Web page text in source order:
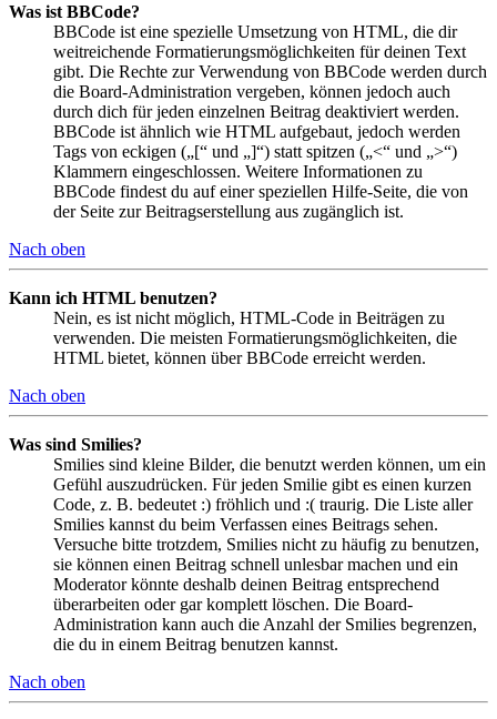
Was ist BBCode?
BBCode ist eine spezielle Umsetzung von HTML, die dir
weitreichende Formatierungsmöglichkeiten für deinen Text
gibt. Die Rechte zur Verwendung von BBCode werden durch
die Board-Administration vergeben, können jedoch auch
durch dich für jeden einzelnen Beitrag deaktiviert werden.
BBCode ist ähnlich wie HTML aufgebaut, jedoch werden
Tags von eckigen („[“ und „]“) statt spitzen („<“ und „>“)
Klammern eingeschlossen. Weitere Informationen zu
BBCode findest du auf einer speziellen Hilfe-Seite, die von
der Seite zur Beitragserstellung aus zugänglich ist.
Nach oben
Kann ich HTML benutzen?
Nein, es ist nicht möglich, HTML-Code in Beiträgen zu
verwenden. Die meisten Formatierungsmöglichkeiten, die
HTML bietet, können über BBCode erreicht werden.
Nach oben
Was sind Smilies?
Smilies sind kleine Bilder, die benutzt werden können, um ein
Gefühl auszudrücken. Für jeden Smilie gibt es einen kurzen
Code, z. B. bedeutet :) fröhlich und :( traurig. Die Liste aller
Smilies kannst du beim Verfassen eines Beitrags sehen.
Versuche bitte trotzdem, Smilies nicht zu häufig zu benutzen,
sie können einen Beitrag schnell unlesbar machen und ein
Moderator könnte deshalb deinen Beitrag entsprechend
überarbeiten oder gar komplett löschen. Die Board-
Administration kann auch die Anzahl der Smilies begrenzen,
die du in einem Beitrag benutzen kannst.
Nach oben